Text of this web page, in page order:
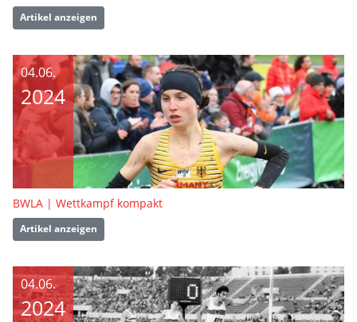
Artikel anzeigen
04.06.
2024
BWLA | Wettkampf kompakt
Artikel anzeigen
04.06.
2024